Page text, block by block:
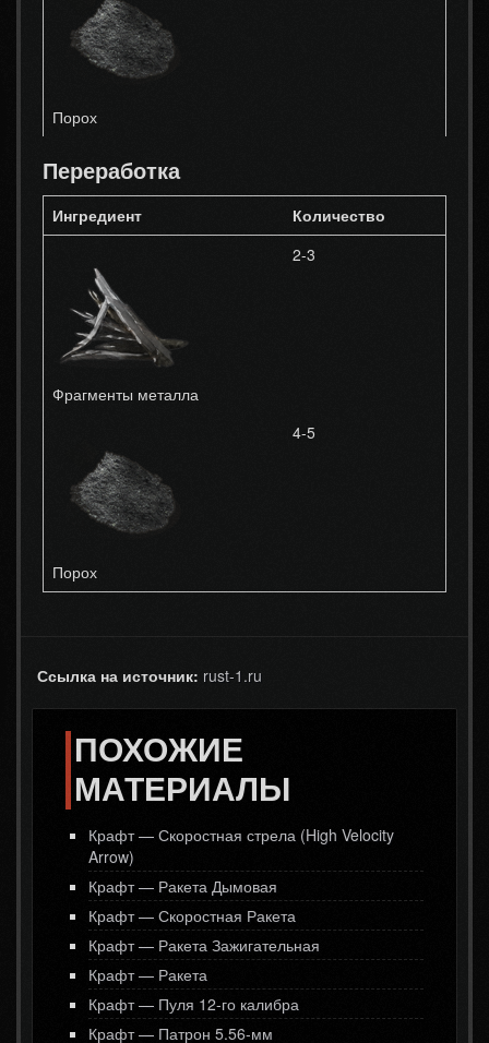
Порох
Переработка
Ингредиент Количество
Фрагменты металла
2-3
Порох
4-5
Ссылка на источник: rust-1.ru
ПОХОЖИЕ
МАТЕРИАЛЫ
Крафт — Скоростная стрела (High Velocity
Arrow)
Крафт — Ракета Дымовая
Крафт — Скоростная Ракета
Крафт — Ракета Зажигательная
Крафт — Ракета
Крафт — Пуля 12-го калибра
Крафт — Патрон 5.56-мм